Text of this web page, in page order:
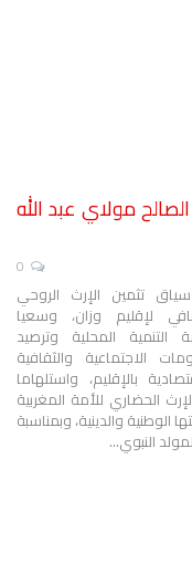
مولاي عبد الله
تثمين الإرث الروحي
لإقليم وزان، وسعيا
التنمية المحلية وترصيد
الاجتماعية والثقافية
بالإقليم، واستلهاما
الحضاري للأمة المغربية
الوطنية والدينية، وبمناسبة
النبوي…